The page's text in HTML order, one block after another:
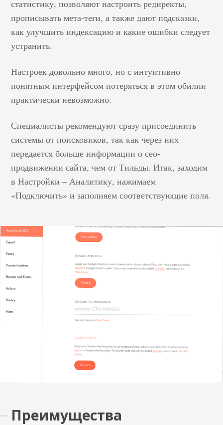
статистику, позволяют настроить редиректы,
прописывать мета-теги, а также дают подсказки,
как улучшить индексацию и какие ошибки следует
устранить.
Настроек довольно много, но с интуитивно
понятным интерфейсом потеряться в этом обилии
практически невозможно.
Специалисты рекомендуют сразу присоединить
системы от поисковиков, так как через них
передается больше информации о сео-
продвижении сайта, чем от Тильды. Итак, заходим
в Настройки – Аналитику, нажимаем
«Подключить» и заполняем соответствующие поля.
Преимущества